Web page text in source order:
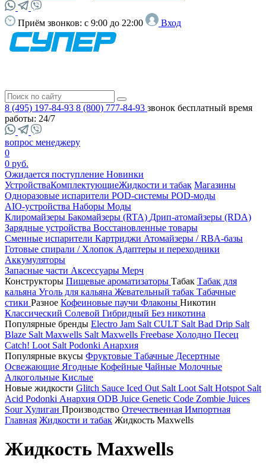
Приём звонков: с 9:00 до 22:00 Вход
8 (495) 197-84-93 8 (800) 777-84-93 звонок бесплатный время
работы: 24/7
вопрос менеджеру
0
0 руб.
Ожидается поступление Новинки
УстройстваКомплектующиеЖидкости и табак Магазины
Одноразовые испарители POD-системы POD-моды
AIO-устройства Наборы Моды
Клиромайзеры Бакомайзеры (RTA) Дрип-атомайзеры (RDA)
Зарядные устройства Восстановленные товары
Сменные испарители Картриджи Атомайзеры / RBA-базы
Готовые спирали / Хлопок Адаптеры и переходники
Аккумуляторы
Запасные части Аксессуары Мерч
Конструкторы Пищевые ароматизаторы Табак Табак для
кальяна Уголь для кальяна Жевательный табак Табачные
стики Разное Кофеиновые паучи Флаконы Никотин
Классический Солевой Гибридный Без никотина
Популярные бренды Electro Jam Salt CULT Salt Bad Drip Salt
Blaze Salt Maxwells Salt Maxwells Freebase Холодно Песец
Catch! Loot Salt Podonki Анархия
Популярные вкусы Фруктовые Табачные Десертные
Освежающие Ягодные Кофейные Чайные Молочные
Алкогольные Кислые
Новые жидкости Glitch Sauce Iced Out Salt Loot Salt Hotspot Salt
Acid Podonki Анархия ODB Juice Genetic Code Zombie Juices
Sour Хулиган Производство Отечественная Импортная
Главная Жидкости и табак Жидкость Maxwells
Жидкость Maxwells